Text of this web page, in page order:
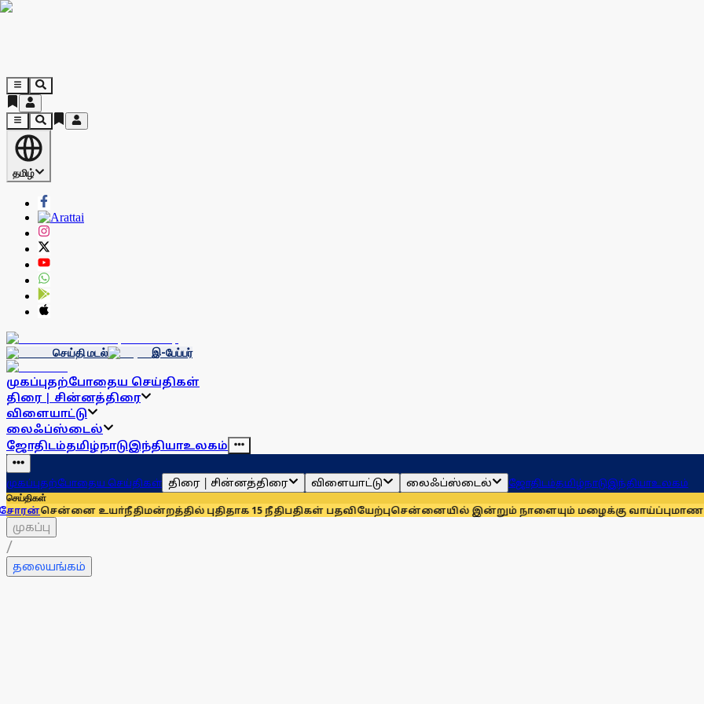
தமிழ்
செய்தி மடல் இ-பேப்பர்
முகப்புதற்போதைய செய்திகள்
திரை | சின்னத்திரை
விளையாட்டு
லைஃப்ஸ்டைல்
ஜோதிடம்தமிழ்நாடுஇந்தியாஉலகம்
முகப்புதற்போதைய செய்திகள் திரை | சின்னத்திரை விளையாட்டு லைஃப்ஸ்டைல் ஜோதிடம்தமிழ்நாடுஇந்தியாஉலகம்
செய்திகள்
உயா்நீதிமன்றத்தில் புதிதாக 15 நீதிபதிகள் பதவியேற்புசென்னையில் இன்றும் நாளையும் மழைக்கு வாய்ப்புமாணவர்களுக்காக
முகப்பு
/
தலையங்கம்